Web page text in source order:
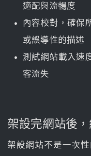
適配與流暢度
內容校對，確保
或誤導性的描述
測試網站載入速
客流失
架設完網站後
架設網站不是一次